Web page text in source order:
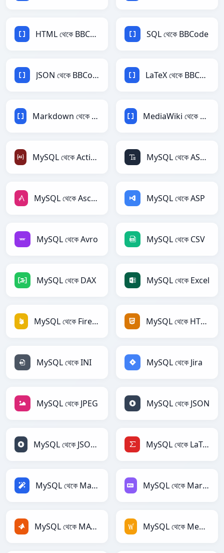
HTML থেকে BBCode SQL থেকে BBCode
JSON থেকে BBCode LaTeX থেকে BBCode
Markdown থেকে BBCode MediaWiki থেকে BBCode
MySQL থেকে ActionScript MySQL থেকে ASCII
MySQL থেকে AsciiDoc MySQL থেকে ASP
MySQL থেকে Avro MySQL থেকে CSV
MySQL থেকে DAX MySQL থেকে Excel
MySQL থেকে Firebase MySQL থেকে HTML
MySQL থেকে INI MySQL থেকে Jira
MySQL থেকে JPEG MySQL থেকে JSON
MySQL থেকে JSONLines MySQL থেকে LaTeX
MySQL থেকে Magic MySQL থেকে Markdown
MySQL থেকে MATLAB MySQL থেকে MediaWiki